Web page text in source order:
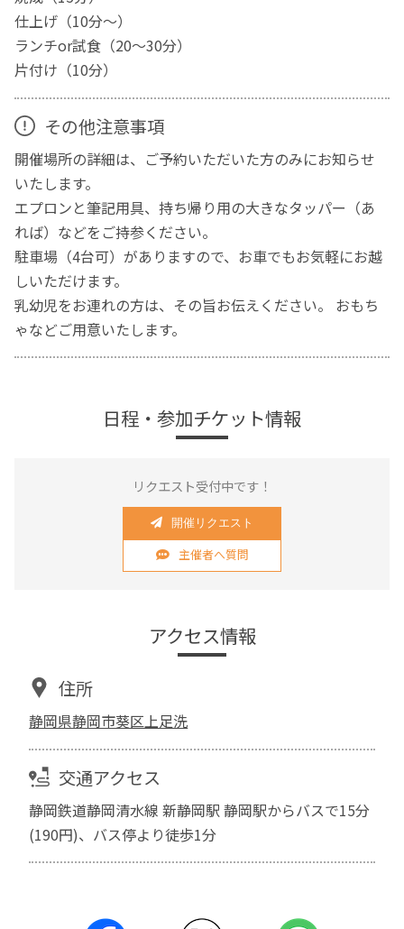
仕上げ（10分～）
ランチor試食（20～30分）
片付け（10分）
その他注意事項
開催場所の詳細は、ご予約いただいた方のみにお知らせ
いたします。
エプロンと筆記用具、持ち帰り用の大きなタッパー（あ
れば）などをご持参ください。
駐車場（4台可）がありますので、お車でもお気軽にお越
しいただけます。
乳幼児をお連れの方は、その旨お伝えください。 おもち
ゃなどご用意いたします。
日程・参加チケット情報
リクエスト受付中です！
開催リクエスト
主催者へ質問
アクセス情報
住所
静岡県静岡市葵区上足洗
交通アクセス
静岡鉄道静岡清水線 新静岡駅 静岡駅からバスで15分
(190円)、バス停より徒歩1分